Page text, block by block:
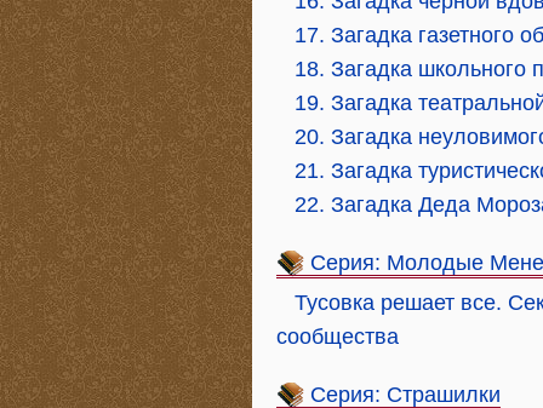
17. Загадка газетного
18. Загадка школьного
19. Загадка
20. Загадка
21. Загадка
22. Загадка Деда
Серия: Молодые
Тусовка решает все.
сообщества
Серия: Страшилки